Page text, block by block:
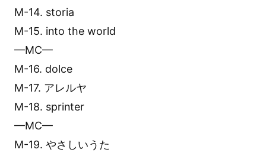
M-14. storia
M-15. into the world
—MC—
M-16. dolce
M-17. アレルヤ
M-18. sprinter
—MC—
M-19. やさしいうた